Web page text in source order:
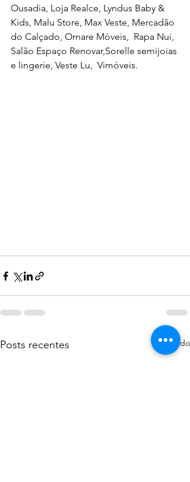
Ousadia, Loja Realce, Lyndus Baby &
Kids, Malu Store, Max Veste, Mercadão
do Calçado, Ornare Móveis,  Rapa Nui,
Salão Espaço Renovar,Sorelle semijoias
e lingerie, Veste Lu,  Vimóveis.
Posts recentes Ver tudo